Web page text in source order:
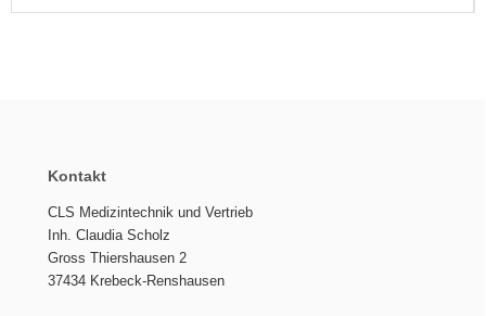
Kontakt
CLS Medizintechnik und Vertrieb
Inh. Claudia Scholz
Gross Thiershausen 2
37434 Krebeck-Renshausen